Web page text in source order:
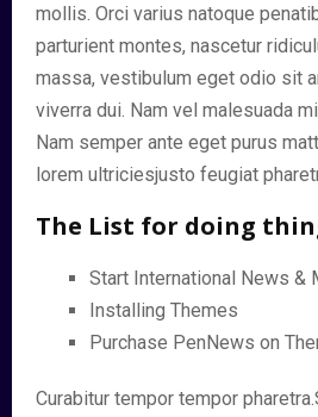
mollis. Orci varius natoque
parturient montes, nascetur
massa, vestibulum eget odio sit
viverra dui. Nam vel malesuada
Nam semper ante eget purus
lorem ultriciesjusto feugiat
The List for doing
Start International News &
Installing Themes
Purchase PenNews on
Curabitur tempor tempor